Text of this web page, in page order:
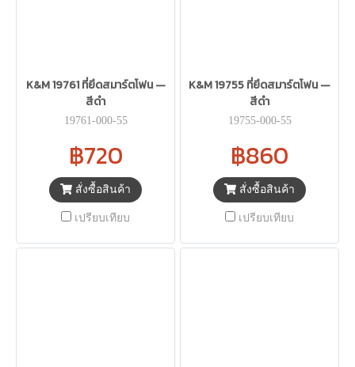
K&M 19761 ที่ยึดสมาร์ตโฟน —
สีดำ
19761-000-55
฿720
สั่งซื้อสินค้า
เปรียบเทียบ
K&M 19755 ที่ยึดสมาร์ตโฟน —
สีดำ
19755-000-55
฿860
สั่งซื้อสินค้า
เปรียบเทียบ